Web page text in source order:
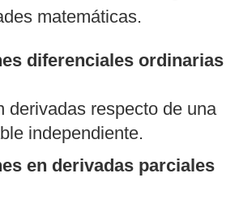
matemáticas.
diferenciales ordinarias
derivadas respecto de una
independiente.
en derivadas parciales